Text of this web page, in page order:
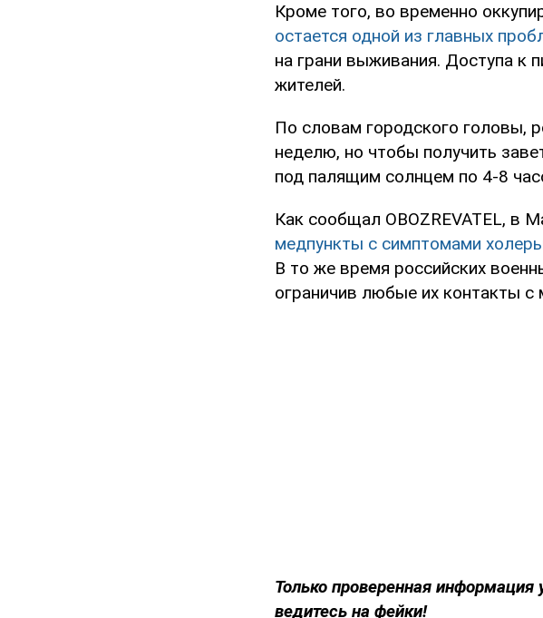
Кроме того, во временно
остается одной из главных
на грани выживания. Доступа к
жителей.
По словам городского головы,
неделю, но чтобы получить
под палящим солнцем по 4-8
Как сообщал OBOZREVATEL, в
медпункты с симптомами
В то же время российских
ограничив любые их контакты
Только проверенная информация
ведитесь на фейки!